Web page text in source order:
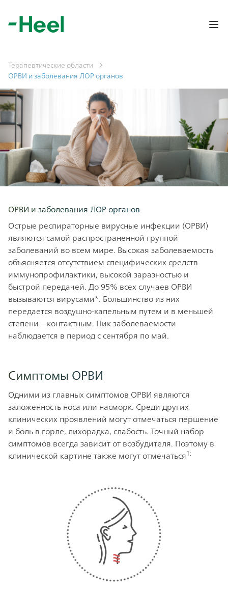
Терапевтические области
ОРВИ и заболевания ЛОР органов
ОРВИ и заболевания ЛОР органов
Острые респираторные вирусные инфекции (ОРВИ)
являются самой распространенной группой
заболеваний во всем мире. Высокая заболеваемость
объясняется отсутствием специфических средств
иммунопрофилактики, высокой заразностью и
быстрой передачей. До 95% всех случаев ОРВИ
вызываются вирусами*. Большинство из них
передается воздушно-капельным путем и в меньшей
степени – контактным. Пик заболеваемости
наблюдается в период с сентября по май.
Симптомы ОРВИ
Одними из главных симптомов ОРВИ являются
заложенность носа или насморк. Среди других
клинических проявлений могут отмечаться першение
и боль в горле, лихорадка, слабость. Точный набор
симптомов всегда зависит от возбудителя. Поэтому в
клинической картине также могут отмечаться1: